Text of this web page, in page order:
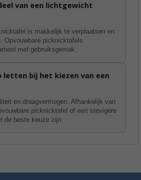
van een lichtgewicht
is makkelijk te verplaatsen en
Opvouwbare picknicktafels
met gebruiksgemak.
letten bij het kiezen van een
en draagvermogen. Afhankelijk van
picknicktafel of een stevigere
de beste keuze zijn.